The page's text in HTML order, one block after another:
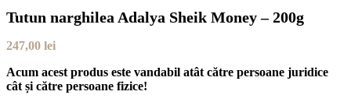
Tutun narghilea Adalya Sheik Money – 200g
247,00 lei
Acum acest produs este vandabil atât către persoane juridice
cât și către persoane fizice!